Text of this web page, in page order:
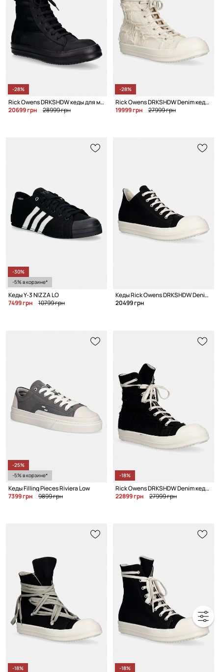
-28%
Rick Owens DRKSHDW кеды для мужчин
20699 грн
28999 грн
-28%
Rick Owens DRKSHDW Denim кеды для мужчин
19999 грн
27999 грн
-30%
-5% в корзине*
Кеды Y-3 NIZZA LO
7499 грн
10799 грн
Кеды Rick Owens DRKSHDW Denim Low
20499 грн
-25%
-5% в корзине*
Кеды Filling Pieces Riviera Low
7399 грн
9899 грн
-18%
Rick Owens DRKSHDW Denim кеды для мужчин
22899 грн
27999 грн
-18% -18%